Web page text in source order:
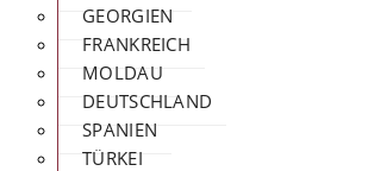
GEORGIEN
FRANKREICH
MOLDAU
DEUTSCHLAND
SPANIEN
TÜRKEI